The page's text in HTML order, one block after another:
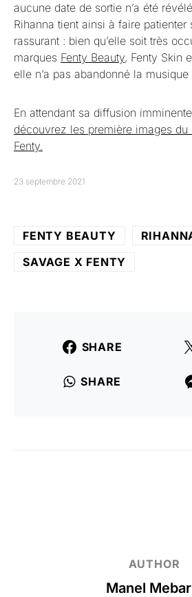
aucune date de sortie n’a été
Rihanna tient ainsi à faire patienter
rassurant : bien qu’elle soit très
marques Fenty Beauty, Fenty Skin
elle n’a pas abandonné la musique
En attendant sa diffusion
découvrez les première images
Fenty.
23 septembre 2021
FENTY BEAUTY
SAVAGE X FENTY
SHARE
SHARE
AUTHOR
Manel